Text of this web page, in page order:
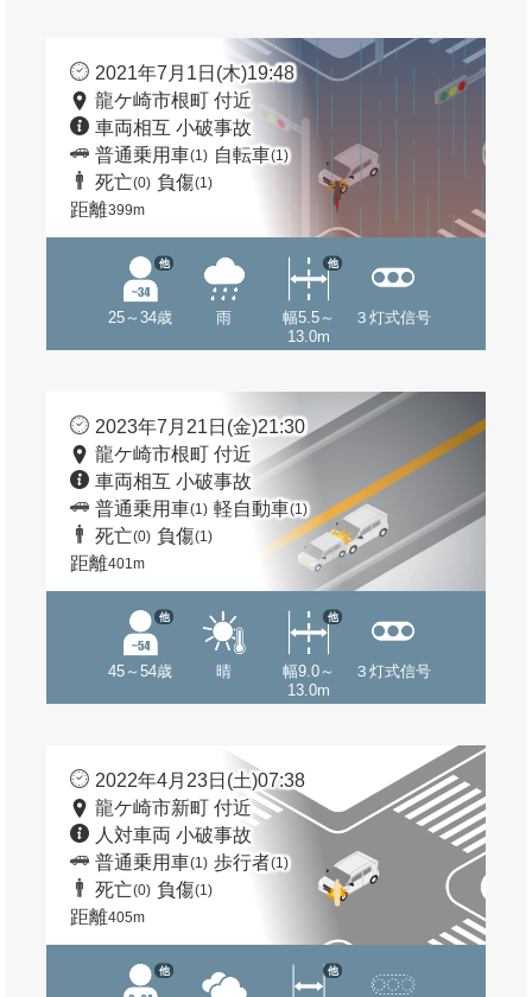
2021年7月1日(木)19:48
龍ケ崎市根町 付近
車両相互 小破事故
普通乗用車(1) 自転車(1)
死亡(0) 負傷(1)
距離399m
25～34歳
他
雨
幅5.5～
13.0m
他
３灯式信号
2023年7月21日(金)21:30
龍ケ崎市根町 付近
車両相互 小破事故
普通乗用車(1) 軽自動車(1)
死亡(0) 負傷(1)
距離401m
45～54歳
他
晴
幅9.0～
13.0m
他
３灯式信号
2022年4月23日(土)07:38
龍ケ崎市新町 付近
人対車両 小破事故
普通乗用車(1) 歩行者(1)
死亡(0) 負傷(1)
距離405m
他 他